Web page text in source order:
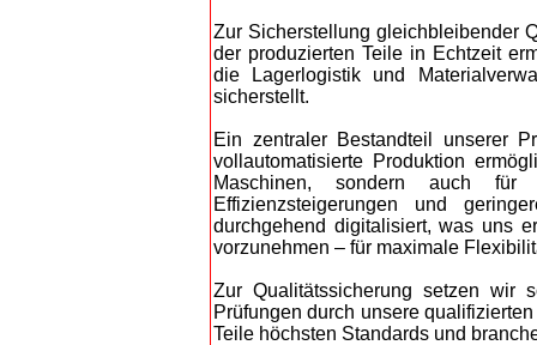
Zur Sicherstellung gleichbleibender
der produzierten Teile in Echtzeit
die Lagerlogistik und
sicherstellt.
Ein zentraler Bestandteil unserer
vollautomatisierte Produktion
Maschinen, sondern auch für
Effizienzsteigerungen und
durchgehend digitalisiert, was uns
vorzunehmen – für maximale
Zur Qualitätssicherung setzen wir
Prüfungen durch unsere
Teile höchsten Standards und